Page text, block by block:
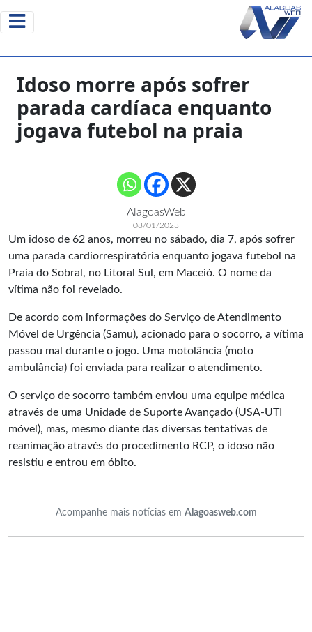
Idoso morre após sofrer
parada cardíaca enquanto
jogava futebol na praia
AlagoasWeb
08/01/2023
Um idoso de 62 anos, morreu no sábado, dia 7, após sofrer
uma parada cardiorrespiratória enquanto jogava futebol na
Praia do Sobral, no Litoral Sul, em Maceió. O nome da
vítima não foi revelado.
De acordo com informações do Serviço de Atendimento
Móvel de Urgência (Samu), acionado para o socorro, a vítima
passou mal durante o jogo. Uma motolância (moto
ambulância) foi enviada para realizar o atendimento.
O serviço de socorro também enviou uma equipe médica
através de uma Unidade de Suporte Avançado (USA-UTI
móvel), mas, mesmo diante das diversas tentativas de
reanimação através do procedimento RCP, o idoso não
resistiu e entrou em óbito.
Acompanhe mais notícias em Alagoasweb.com